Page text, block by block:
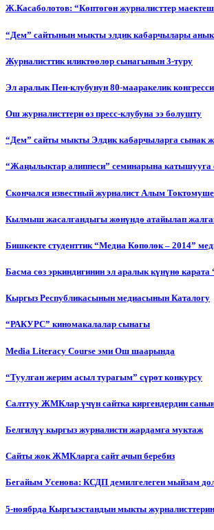
Ж.Касаболотов: “Көптөгөн журналисттер
“Дем” сайтынын мыкты элдик кабарчылары
Журналисттик иликтөөлөр сынагынын 3-туру
Эл аралык Пен-клубунун 80-мааракелик конгресси
Ош журналисттери өз пресс-клубуна ээ болушту
“Дем” сайты мыкты Элдик кабарчыларга сынак
“Жаңылыктар алиппеси” семинарына
Cкончался известный журналист Алым
Кылмыш жасалгандыгы жөнүндө атайылап
Бишкекте студенттик “Медиа Көпөлөк – 2014”
Басма сөз эркиндигинин эл аралык күнүнө
Кыргыз Республикасынын медиасынын Каталогу
“РАКУРС” киномакалалар сынагы
Media Literacy Сourse эми Ош шаарында
“Туулган жерим асыл турагым” сүрөт конкурсу
Салттуу ЖМКлар үчүн сайтка киргендердин
Белгилүү кыргыз журналисти жардамга муктаж
Сайты жок ЖМКларга сайт ачып беребиз
Бегайым Усенова: КСДП демилгелеген мыйзам
5-ноябрда Кыргызстандын мыкты